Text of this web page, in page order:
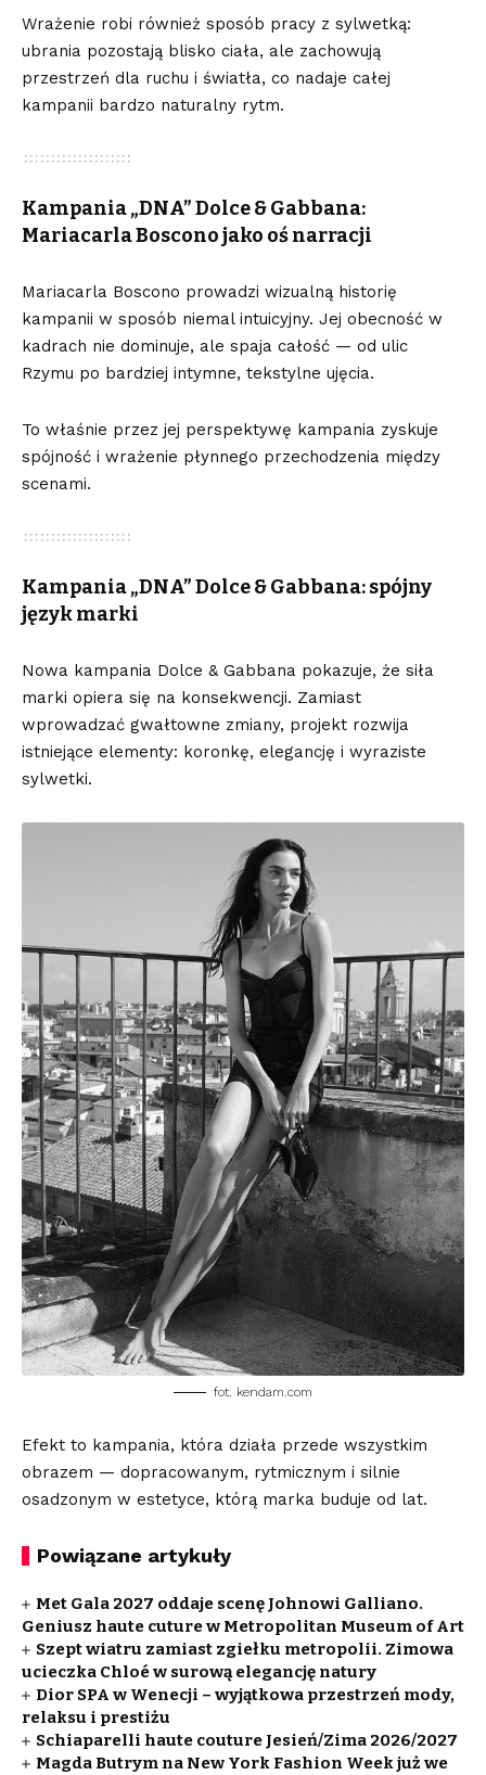
Wrażenie robi również sposób pracy z sylwetką:
ubrania pozostają blisko ciała, ale zachowują
przestrzeń dla ruchu i światła, co nadaje całej
kampanii bardzo naturalny rytm.
Kampania „DNA” Dolce & Gabbana:
Mariacarla Boscono jako oś narracji
Mariacarla Boscono prowadzi wizualną historię
kampanii w sposób niemal intuicyjny. Jej obecność w
kadrach nie dominuje, ale spaja całość — od ulic
Rzymu po bardziej intymne, tekstylne ujęcia.
To właśnie przez jej perspektywę kampania zyskuje
spójność i wrażenie płynnego przechodzenia między
scenami.
Kampania „DNA” Dolce & Gabbana: spójny
język marki
Nowa kampania Dolce & Gabbana pokazuje, że siła
marki opiera się na konsekwencji. Zamiast
wprowadzać gwałtowne zmiany, projekt rozwija
istniejące elementy: koronkę, elegancję i wyraziste
sylwetki.
fot. kendam.com
Efekt to kampania, która działa przede wszystkim
obrazem — dopracowanym, rytmicznym i silnie
osadzonym w estetyce, którą marka buduje od lat.
Powiązane artykuły
Met Gala 2027 oddaje scenę Johnowi Galliano.
Geniusz haute cuture w Metropolitan Museum of Art
Szept wiatru zamiast zgiełku metropolii. Zimowa
ucieczka Chloé w surową elegancję natury
Dior SPA w Wenecji – wyjątkowa przestrzeń mody,
relaksu i prestiżu
Schiaparelli haute couture Jesień/Zima 2026/2027
Magda Butrym na New York Fashion Week już we